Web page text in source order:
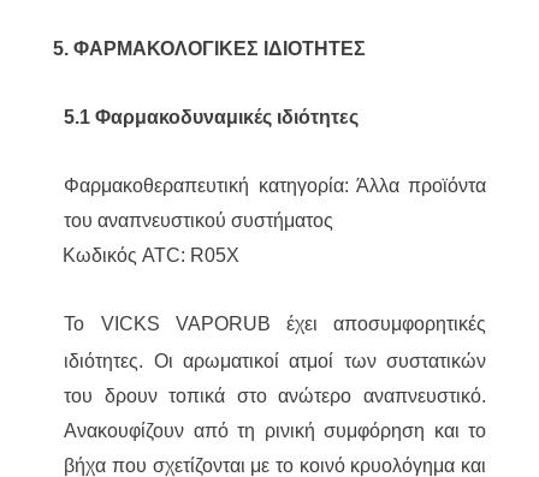
5. ΦΑΡΜΑΚΟΛΟΓΙΚΕΣ ΙΔΙΟΤΗΤΕΣ
5.1 Φαρμακοδυναμικές ιδιότητες
Φαρμακοθεραπευτική κατηγορία: Άλλα προϊόντα
του αναπνευστικού συστήματος
Κωδικός ATC: R05X
Το VICKS VAPORUB
έχει αποσυμφορητικές
ιδιότητες. Οι αρωματικοί ατμοί των συστατικών
του δρουν τοπικά στο ανώτερο αναπνευστικό.
Ανακουφίζουν από τη ρινική συμφόρηση και το
βήχα που σχετίζονται με το κοινό κρυολόγημα και